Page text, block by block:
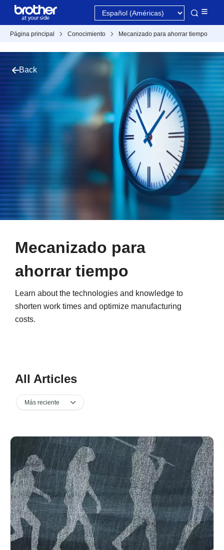
Página principal Conocimiento Mecanizado para ahorrar tiempo
Back
Mecanizado para
ahorrar tiempo
Learn about the technologies and knowledge to
shorten work times and optimize manufacturing
costs.
All Articles